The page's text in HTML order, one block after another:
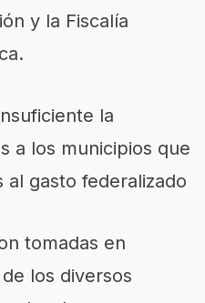
y la Fiscalía
la
a los municipios que
gasto federalizado
tomadas en
los diversos